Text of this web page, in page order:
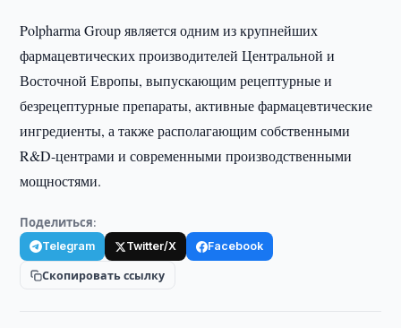
Polpharma Group является одним из крупнейших
фармацевтических производителей Центральной и
Восточной Европы, выпускающим рецептурные и
безрецептурные препараты, активные фармацевтические
ингредиенты, а также располагающим собственными
R&D-центрами и современными производственными
мощностями.
Поделиться:
Telegram Twitter/X Facebook
Скопировать ссылку